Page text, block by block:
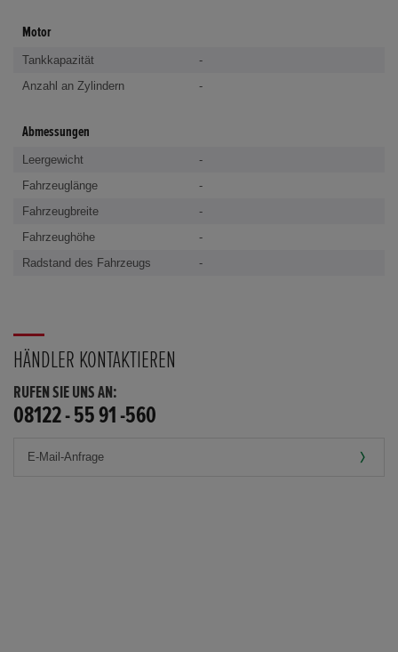
Motor
Tankkapazität
-
Anzahl an Zylindern
-
Abmessungen
Leergewicht
-
Fahrzeuglänge
-
Fahrzeugbreite
-
Fahrzeughöhe
-
Radstand des Fahrzeugs
-
HÄNDLER KONTAKTIEREN
RUFEN SIE UNS AN:
08122 - 55 91 -560